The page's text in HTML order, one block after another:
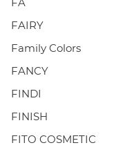
FAIRY
Family Colors
FANCY
FINDI
FINISH
FITO COSMETIC